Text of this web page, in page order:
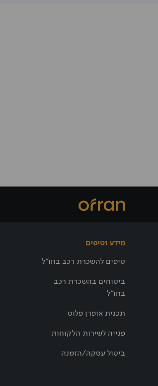
מידע וטיפים
טיפים להשכרת רכב בחו"ל
ביטוחים בהשכרת רכב
בחו"ל
תכנית אופרן פלוס
פנייה לשירות הלקוחות
ביטול עסקה/הזמנה